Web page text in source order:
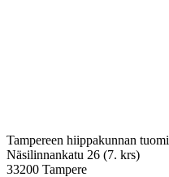
Tampereen hiippakunnan
Näsilinnankatu 26 (7. krs)
33200 Tampere